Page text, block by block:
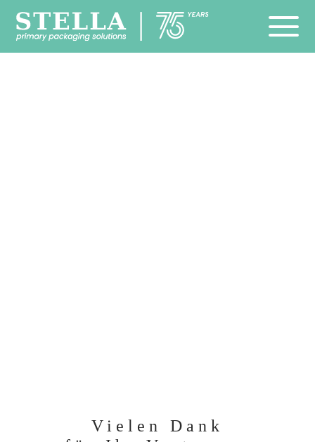
Vielen Dank